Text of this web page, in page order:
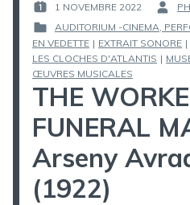
PUBLIÉ
LE :
1 NOVEMBRE 2022
PAR :
PUBLIÉ
DANS
AUDITORIUM -CINEMA,
EN VEDETTE | EXTRAIT SONORE |
LES CLOCHES D'ATLANTIS |
ŒUVRES MUSICALES
THE
FUNERAL
Arseny
(1922)